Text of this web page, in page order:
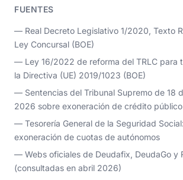
FUENTES
— Real Decreto Legislativo 1/2020, Texto
Ley Concursal (BOE)
— Ley 16/2022 de reforma del TRLC para
la Directiva (UE) 2019/1023 (BOE)
— Sentencias del Tribunal Supremo de 18
2026 sobre exoneración de crédito público
— Tesorería General de la Seguridad
exoneración de cuotas de autónomos
— Webs oficiales de Deudafix, DeudaGo y
(consultadas en abril 2026)